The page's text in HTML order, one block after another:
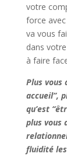
votre
force
va vous
dans
à faire
Plus vous
accueil”,
qu’est
plus vous
fluidité